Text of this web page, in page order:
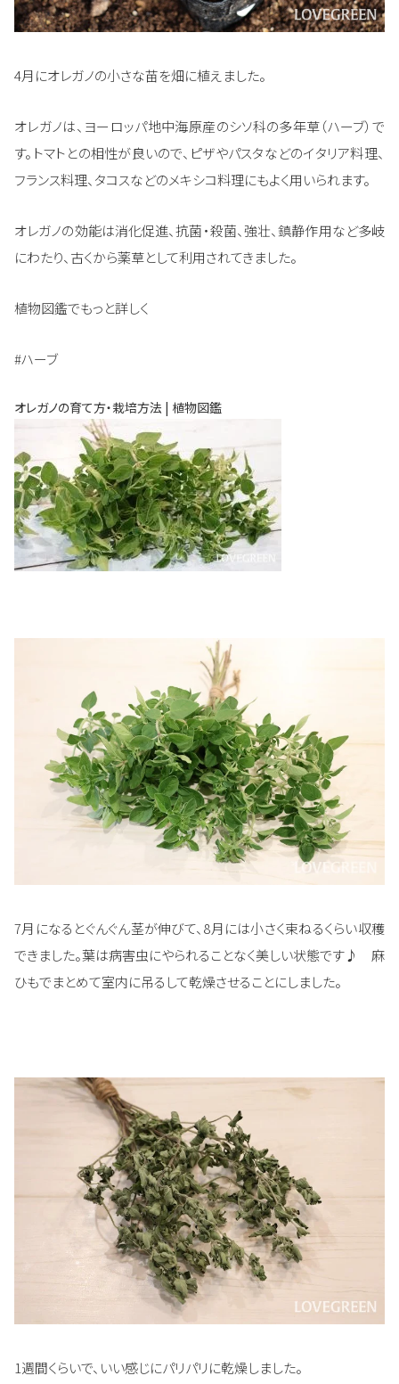
4月にオレガノの小さな苗を畑に植えました。
オレガノは、ヨーロッパ地中海原産のシソ科の多年草（ハーブ）で
す。トマトとの相性が良いので、ピザやパスタなどのイタリア料理、
フランス料理、タコスなどのメキシコ料理にもよく用いられます。
オレガノの効能は消化促進、抗菌・殺菌、強壮、鎮静作用など多岐
にわたり、古くから薬草として利用されてきました。
植物図鑑でもっと詳しく
#ハーブ
オレガノの育て方・栽培方法 | 植物図鑑
7月になるとぐんぐん茎が伸びて、8月には小さく束ねるくらい収穫
できました。葉は病害虫にやられることなく美しい状態です♪ 麻
ひもでまとめて室内に吊るして乾燥させることにしました。
1週間くらいで、いい感じにパリパリに乾燥しました。